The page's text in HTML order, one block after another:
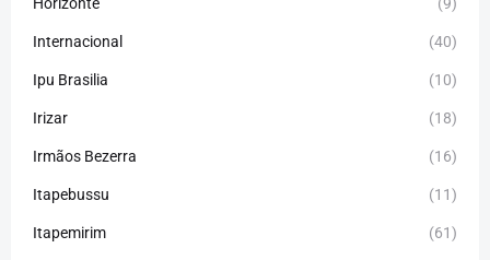
Internacional (40)
Ipu Brasilia (10)
Irizar (18)
Irmãos Bezerra (16)
Itapebussu (11)
Itapemirim (61)